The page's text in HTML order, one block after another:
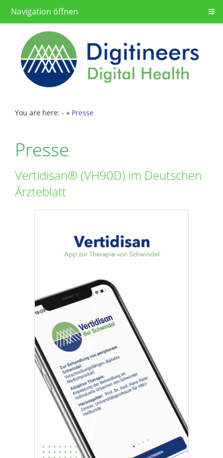
Navigation öffnen
You are here: - » Presse
Presse
Vertidisan® (VH90D) im Deutschen
Ärzteblatt